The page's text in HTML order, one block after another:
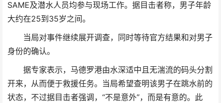
SAME及潜水人员均参与现场工作。据目击者称，男子年龄
大约在25到35岁之间。
当局对事件继续展开调查，同时等待官方结果和对男子
身份的确认。
据专家表示，马德罗港由水深适中且无湍流的码头分割
开来，从而便于救援任务。当局希望查明该男子在跳水前的
状态，不过据目击者强调，“不是意外”，而是有意的。此